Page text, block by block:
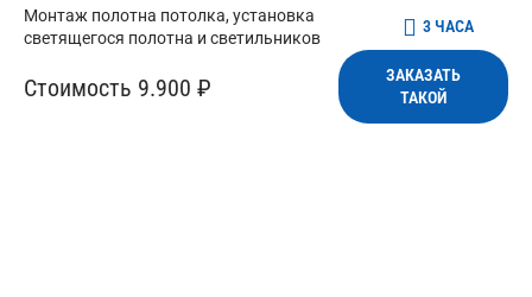
Монтаж полотна потолка, установка
светящегося полотна и светильников
3 ЧАСА
Стоимость 9.900 ₽
ЗАКАЗАТЬ
ТАКОЙ